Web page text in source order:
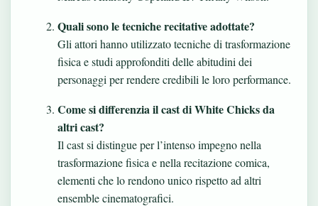
Quali sono le tecniche recitative adottate?
Gli attori hanno utilizzato tecniche di trasformazione
fisica e studi approfonditi delle abitudini dei
personaggi per rendere credibili le loro performance.
Come si differenzia il cast di White Chicks da
altri cast?
Il cast si distingue per l’intenso impegno nella
trasformazione fisica e nella recitazione comica,
elementi che lo rendono unico rispetto ad altri
ensemble cinematografici.